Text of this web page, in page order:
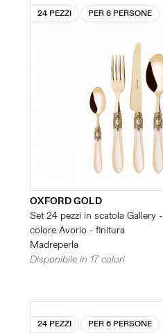
24 PEZZI PER 6 PERSONE
OXFORD GOLD
Set 24 pezzi in scatola Gallery -
colore Avorio - finitura
Madreperla
Disponibile in 17 colori
24 PEZZI PER 6 PERSONE